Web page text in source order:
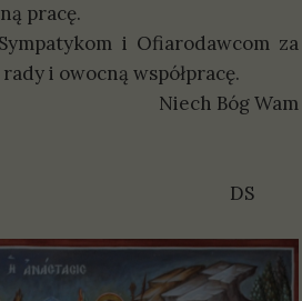
pracę.
i Ofiarodawcom za
i owocną współpracę.
Wam